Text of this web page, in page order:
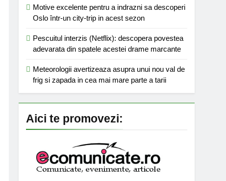
Motive excelente pentru a indrazni sa descoperi
Oslo într-un city-trip in acest sezon
Pescuitul interzis (Netflix): descopera povestea
adevarata din spatele acestei drame marcante
Meteorologii avertizeaza asupra unui nou val de
frig si zapada in cea mai mare parte a tarii
Aici te promovezi: